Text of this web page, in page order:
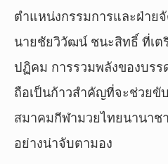
ตำแหน่งกรรมการและฝ่าย
นายชัยวิวัฒน์ ชนะสิทธิ์ ที่เ
ปฏิคม การรวมพลังของบรร
ถือเป็นก้าวสำคัญที่จะช่วยขั
สมาคมกีฬามวยไทยนานาช
อย่างน่าจับตามอง